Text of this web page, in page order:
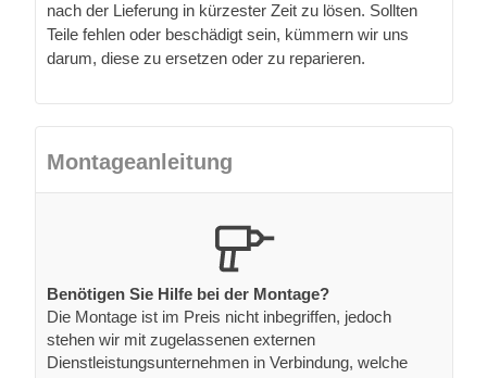
nach der Lieferung in kürzester Zeit zu lösen. Sollten
Teile fehlen oder beschädigt sein, kümmern wir uns
darum, diese zu ersetzen oder zu reparieren.
Montageanleitung
Benötigen Sie Hilfe bei der Montage?
Die Montage ist im Preis nicht inbegriffen, jedoch
stehen wir mit zugelassenen externen
Dienstleistungsunternehmen in Verbindung, welche